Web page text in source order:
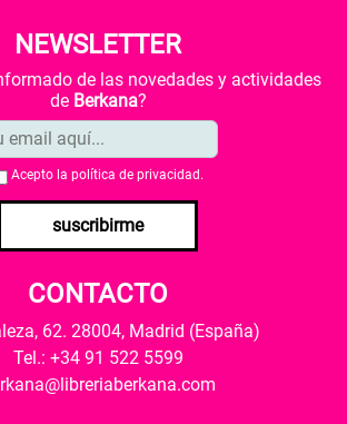
NEWSLETTER
de las novedades y actividades
de Berkana?
Acepto la política de privacidad .
suscribirme
CONTACTO
62. 28004, Madrid (España)
Tel.: +34 91 522 5599